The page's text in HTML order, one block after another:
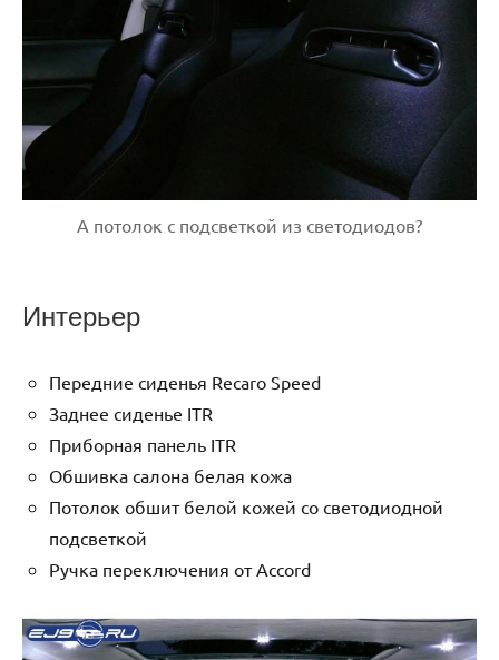
А потолок с подсветкой из светодиодов?
Интерьер
Передние сиденья Recaro Speed
Заднее сиденье ITR
Приборная панель ITR
Обшивка салона белая кожа
Потолок обшит белой кожей со светодиодной
подсветкой
Ручка переключения от Accord